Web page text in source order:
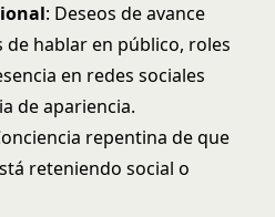
: Deseos de avance
hablar en público, roles
en redes sociales
de apariencia.
repentina de que
reteniendo social o